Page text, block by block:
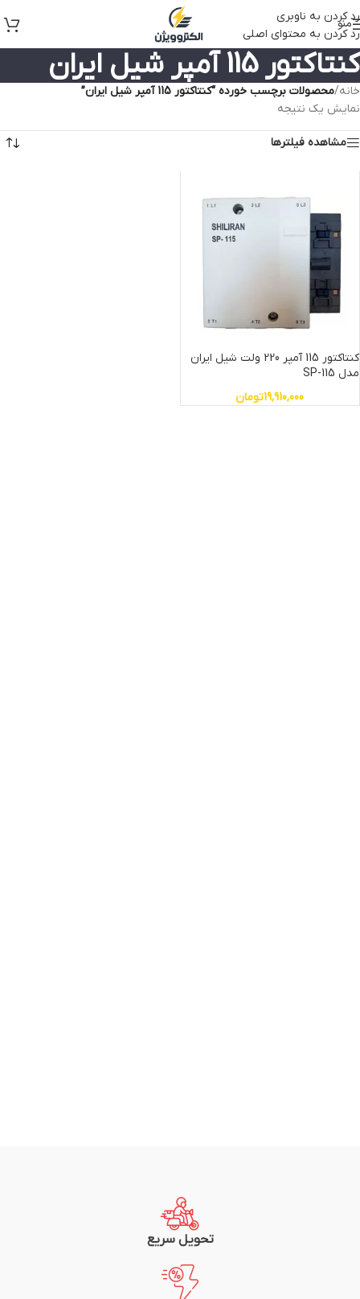
رد کردن به ناوبری
رد کردن به محتوای اصلی
منو
کنتاکتور 115 آمپر شیل ایران
خانه/محصولات برچسب خورده “کنتاکتور 115 آمپر شیل ایران”
نمایش یک نتیجه
مشاهده فیلترها
کنتاکتور 115 آمپر 220 ولت شیل ایران
مدل SP-115
19,910,000تومان
تحویل سریع